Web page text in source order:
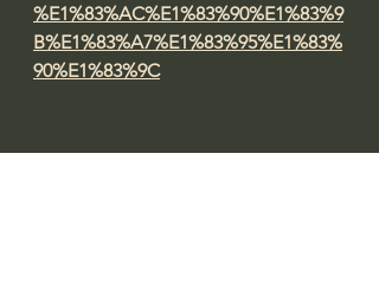
%E1%83%AC%E1%83%90%E1%83%9
B%E1%83%A7%E1%83%95%E1%83%
90%E1%83%9C